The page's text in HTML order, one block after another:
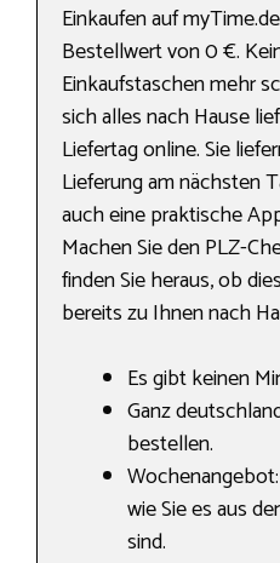
Einkaufen auf
Bestellwert von 0 €.
Einkaufstaschen mehr
sich alles nach Hause
Liefertag online. Sie
Lieferung am nächsten
auch eine praktische
Machen Sie den PLZ-
finden Sie heraus, ob
bereits zu Ihnen nach
Es gibt keinen
Ganz
bestellen.
wie Sie es aus
sind.